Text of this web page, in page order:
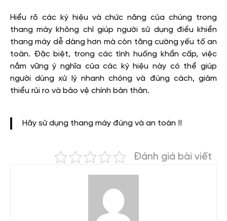
Hiểu rõ các ký hiệu và chức năng của chúng trong
thang máy không chỉ giúp người sử dụng điều khiển
thang máy dễ dàng hơn mà còn tăng cường yếu tố an
toàn. Đặc biệt, trong các tình huống khẩn cấp, việc
nắm vững ý nghĩa của các ký hiệu này có thể giúp
người dùng xử lý nhanh chóng và đúng cách, giảm
thiểu rủi ro và bảo vệ chính bản thân.
Hãy sử dụng thang máy đúng và an toàn !!
Đánh giá bài viết